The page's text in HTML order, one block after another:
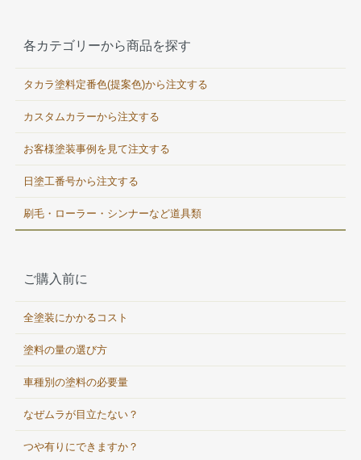
各カテゴリーから商品を探す
タカラ塗料定番色(提案色)から注文する
カスタムカラーから注文する
お客様塗装事例を見て注文する
日塗工番号から注文する
刷毛・ローラー・シンナーなど道具類
ご購入前に
全塗装にかかるコスト
塗料の量の選び方
車種別の塗料の必要量
なぜムラが目立たない？
つや有りにできますか？